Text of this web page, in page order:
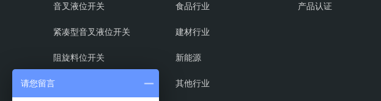
音叉液位开关
紧凑型音叉液位开关
阻旋料位开关
射频导纳料位开关
食品行业
建材行业
新能源
其他行业
产品认证
请您留言